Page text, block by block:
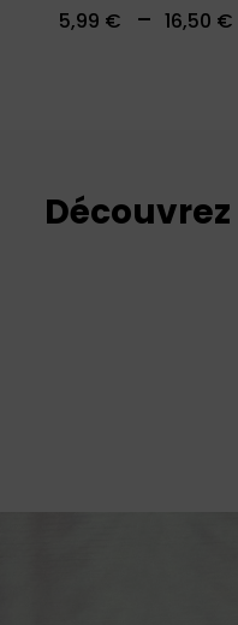
5,99 € – 16,50 €